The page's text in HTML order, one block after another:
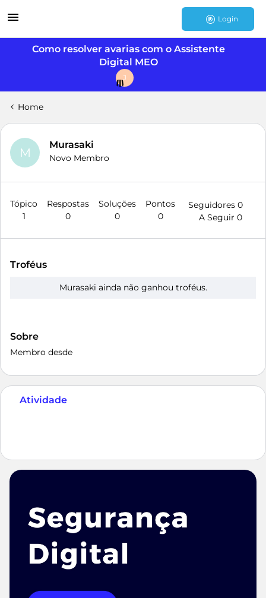
Login
Como resolver avarias com o Assistente
Digital MEO
J
Home
M
Murasaki
Novo Membro
Tópico
1
Respostas
0
Soluções
0
Pontos
0
Seguidores 0
A Seguir 0
Troféus
Murasaki ainda não ganhou troféus.
Sobre
Membro desde
Atividade